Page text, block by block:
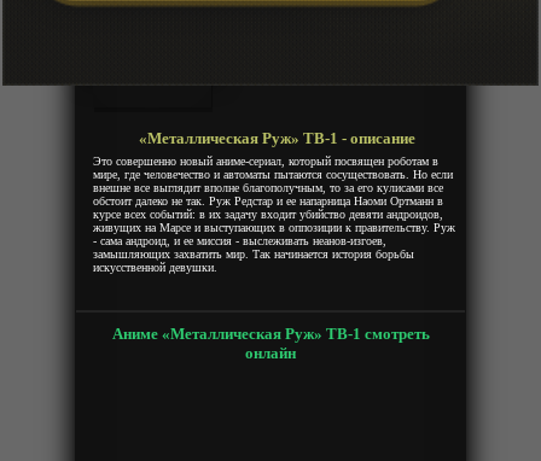
Продолжительность:13 эпизодов
«Металлическая Руж» ТВ-1 - описание
Это совершенно новый аниме-сериал, который посвящен роботам в
мире, где человечество и автоматы пытаются сосуществовать. Но если
внешне все выглядит вполне благополучным, то за его кулисами все
обстоит далеко не так. Руж Редстар и ее напарница Наоми Ортманн в
курсе всех событий: в их задачу входит убийство девяти андроидов,
живущих на Марсе и выступающих в оппозиции к правительству. Руж
- сама андроид, и ее миссия - выслеживать неанов-изгоев,
замышляющих захватить мир. Так начинается история борьбы
искусственной девушки.
Аниме «Металлическая Руж» ТВ-1 смотреть
онлайн